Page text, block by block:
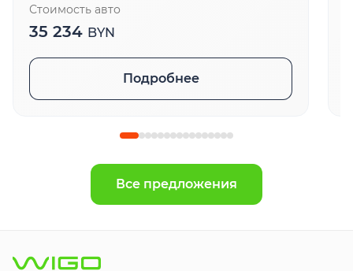
Стоимость авто
35 234 BYN
Подробнее
Все предложения